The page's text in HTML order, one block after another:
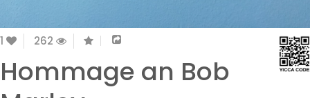
1 262
Hommage an Bob